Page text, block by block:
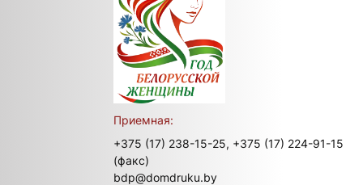
Приемная:
+375 (17) 238-15-25, +375 (17) 224-91-15
(факс)
bdp@domdruku.by